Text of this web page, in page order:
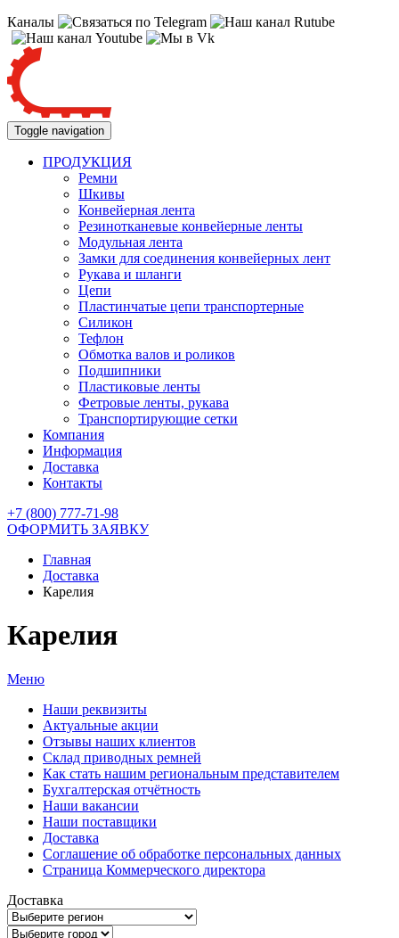
Каналы
Toggle navigation
ПРОДУКЦИЯ
Ремни
Шкивы
Конвейерная лента
Резинотканевые конвейерные ленты
Модульная лента
Замки для соединения конвейерных лент
Рукава и шланги
Цепи
Пластинчатые цепи транспортерные
Силикон
Тефлон
Обмотка валов и роликов
Подшипники
Пластиковые ленты
Фетровые ленты, рукава
Транспортирующие сетки
Компания
Информация
Доставка
Контакты
+7 (800) 777-71-98
ОФОРМИТЬ ЗАЯВКУ
Главная
Доставка
Карелия
Карелия
Меню
Наши реквизиты
Актуальные акции
Отзывы наших клиентов
Склад приводных ремней
Как стать нашим региональным представителем
Бухгалтерская отчётность
Наши вакансии
Наши поставщики
Доставка
Соглашение об обработке персональных данных
Страница Коммерческого директора
Доставка